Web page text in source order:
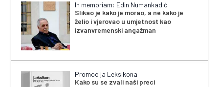
In memoriam: Edin Numankadić
Slikao je kako je morao, a ne kako je
želio i vjerovao u umjetnost kao
izvanvremenski angažman
Promocija Leksikona
Kako su se zvali naši preci